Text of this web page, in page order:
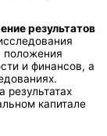
результатов
положения
и финансов, а
капитале